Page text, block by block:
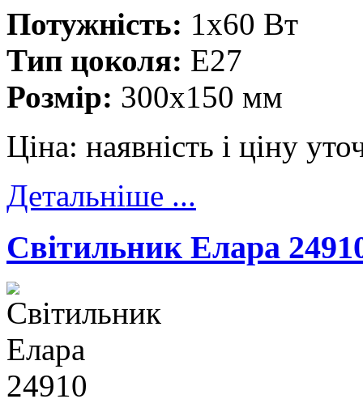
Потужність: 1x60 Вт
Тип цоколя: E27
Розмір: 300x150 мм
Ціна: наявність і ціну
Детальніше ...
Cвітильник Елара